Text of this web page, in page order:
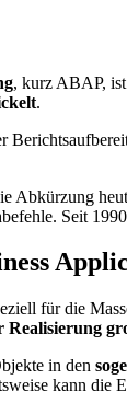
, kurz ABAP,
.
Abkürzung
Seit
für die
Realisierung
in den
kann